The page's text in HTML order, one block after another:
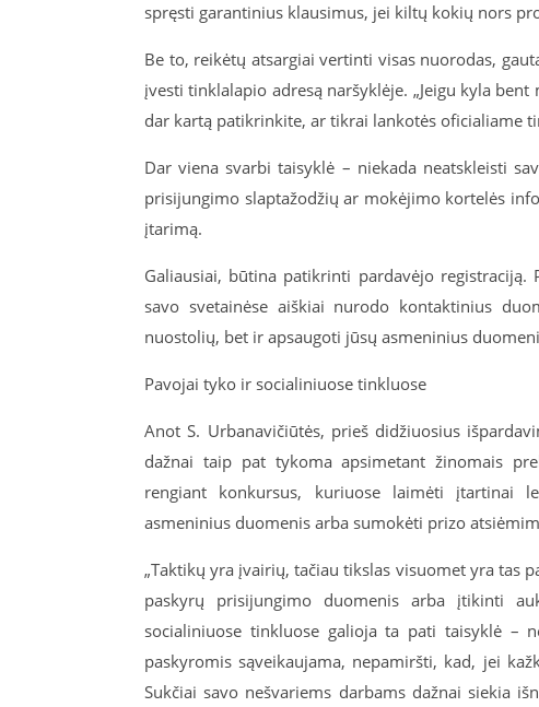
spręsti garantinius klausimus, jei kiltų kokių nors
Be to, reikėtų atsargiai vertinti visas nuorodas,
įvesti tinklalapio adresą naršyklėje. „Jeigu kyla
dar kartą patikrinkite, ar tikrai lankotės oficialiame
Dar viena svarbi taisyklė – niekada neatskleisti
prisijungimo slaptažodžių ar mokėjimo kortelės
įtarimą.
Galiausiai, būtina patikrinti pardavėjo
savo svetainėse aiškiai nurodo kontaktinius
nuostolių, bet ir apsaugoti jūsų asmeninius
Pavojai tyko ir socialiniuose tinkluose
Anot S. Urbanavičiūtės, prieš didžiuosius
dažnai taip pat tykoma apsimetant žinomais
rengiant konkursus, kuriuose laimėti įtartinai
asmeninius duomenis arba sumokėti prizo
„Taktikų yra įvairių, tačiau tikslas visuomet yra tas
paskyrų prisijungimo duomenis arba įtikinti
socialiniuose tinkluose galioja ta pati taisyklė –
paskyromis sąveikaujama, nepamiršti, kad, jei
Sukčiai savo nešvariems darbams dažnai siekia